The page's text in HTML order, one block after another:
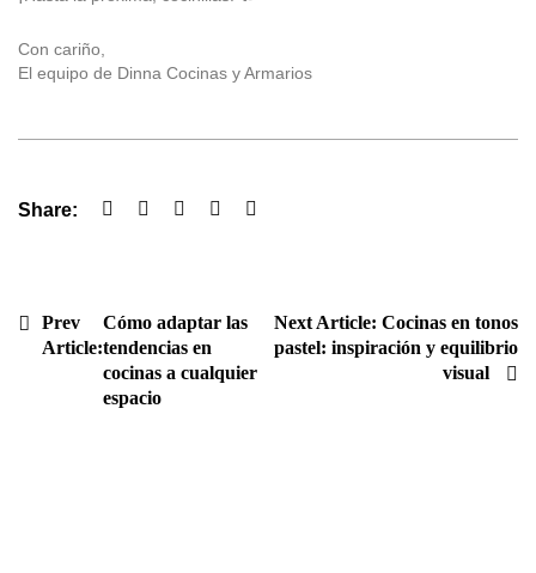
Con cariño,
El equipo de Dinna Cocinas y Armarios
Share:
Prev
Article:
Cómo adaptar las
tendencias en
cocinas a cualquier
espacio
Next Article: Cocinas en tonos
pastel: inspiración y equilibrio
visual